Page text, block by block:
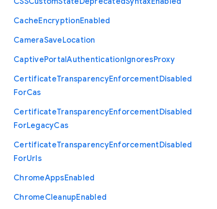
CacheEncryptionEnabled
CameraSaveLocation
CaptivePortalAuthenticationIgnoresProxy
CertificateTransparencyEnforcementDisabled
ForCas
CertificateTransparencyEnforcementDisabled
ForLegacyCas
CertificateTransparencyEnforcementDisabled
ForUrls
ChromeAppsEnabled
ChromeCleanupEnabled